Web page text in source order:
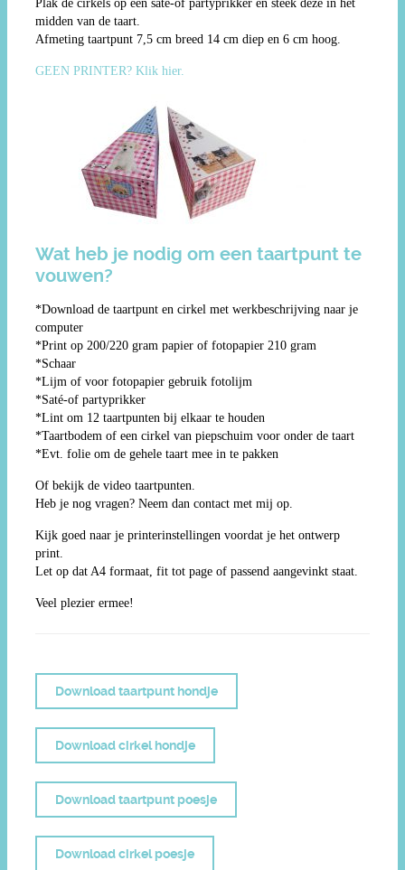
Plak de cirkels op een saté-of partyprikker en steek deze in het
midden van de taart.
Afmeting taartpunt 7,5 cm breed 14 cm diep en 6 cm hoog.
GEEN PRINTER? Klik hier.
Wat heb je nodig om een taartpunt te
vouwen?
*Download de taartpunt en cirkel met werkbeschrijving naar je
computer
*Print op 200/220 gram papier of fotopapier 210 gram
*Schaar
*Lijm of voor fotopapier gebruik fotolijm
*Saté-of partyprikker
*Lint om 12 taartpunten bij elkaar te houden
*Taartbodem of een cirkel van piepschuim voor onder de taart
*Evt. folie om de gehele taart mee in te pakken
Of bekijk de video taartpunten.
Heb je nog vragen? Neem dan contact met mij op.
Kijk goed naar je printerinstellingen voordat je het ontwerp
print.
Let op dat A4 formaat, fit tot page of passend aangevinkt staat.
Veel plezier ermee!
Download taartpunt hondje
Download cirkel hondje
Download taartpunt poesje
Download cirkel poesje